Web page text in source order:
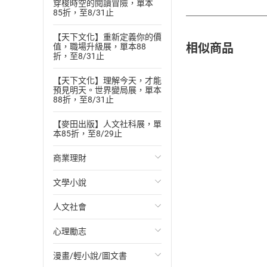
穿梭時空的閱讀冒險，單本
85折，至8/31止
【天下文化】重新定義你的價
值，職場升級展，單本88
折，至8/31止
【天下文化】理解今天，才能
預見明天。世界變局展，單本
88折，至8/31止
【麥田出版】人文社科展，單
本85折，至8/29止
商業理財
投資理財
經濟/趨勢
財務/金融
管理/領導
文學小說
歐美文學
日本文學
韓國文學
人文社會
國際關係
政治
心理勵志
心靈成長/情緒
漫畫/輕小說/圖文書
相似商品